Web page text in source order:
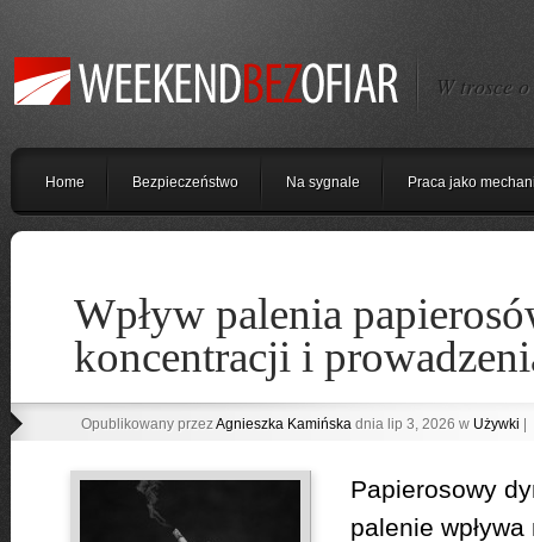
W trosce
Home Bezpieczeństwo Na sygnale Praca jako
Wpływ palenia
koncentracji i
Opublikowany przezAgnieszka Kamińskadnia lip 3, 2026 w Używki
Papierosowy
palenie